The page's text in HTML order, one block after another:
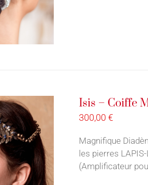
Isis – Coiffe
300,00 €
Magnifique
les pierres
(Amplificateur